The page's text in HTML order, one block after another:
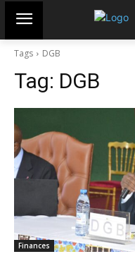
Tags DGB
Tag: DGB
Finances